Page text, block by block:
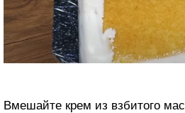
Вмешайте крем из взбитого